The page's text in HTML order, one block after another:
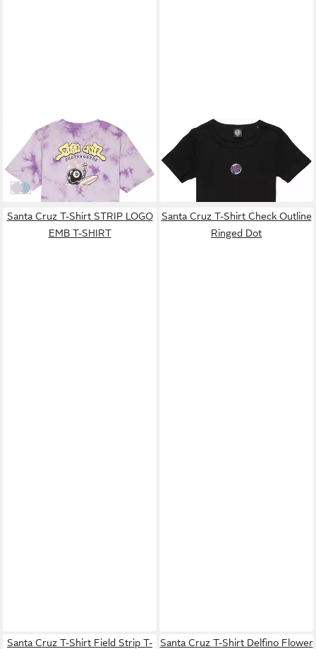
SANTA CRUZ
T-Shirt Winkowski 8Baller
Surf T-Shirt
39,99 €
Lavender Tie Dye
Fresh Blue
SANTA CRUZ
T-Shirt Other Dot Emb T-
31,49 €
Santa Cruz T-Shirt STRIP LOGO
EMB T-SHIRT
Santa Cruz T-Shirt Check Outline
Ringed Dot
Santa Cruz T-Shirt Field Strip T-
Santa Cruz T-Shirt Delfino Flower